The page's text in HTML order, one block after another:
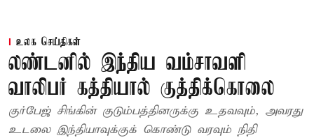
உலக செய்திகள்
லண்டனில் இந்திய வம்சாவளி
வாலிபர் கத்தியால் குத்திக்கொலை
குர்பேஜ் சிங்கின் குடும்பத்தினருக்கு உதவவும், அவரது
உடலை இந்தியாவுக்குக் கொண்டு வரவும் நிதி